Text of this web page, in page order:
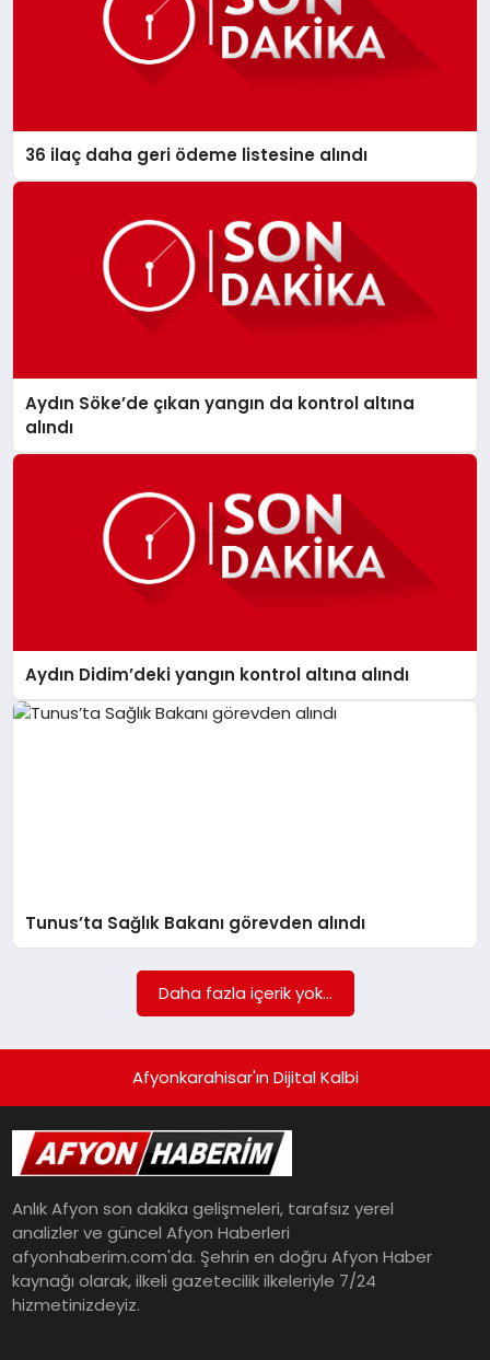
36 ilaç daha geri ödeme listesine alındı
Aydın Söke’de çıkan yangın da kontrol altına
alındı
Aydın Didim’deki yangın kontrol altına alındı
Tunus’ta Sağlık Bakanı görevden alındı
Daha fazla içerik yok...
Afyonkarahisar'ın Dijital Kalbi
Anlık Afyon son dakika gelişmeleri, tarafsız yerel
analizler ve güncel Afyon Haberleri
afyonhaberim.com'da. Şehrin en doğru Afyon Haber
kaynağı olarak, ilkeli gazetecilik ilkeleriyle 7/24
hizmetinizdeyiz.